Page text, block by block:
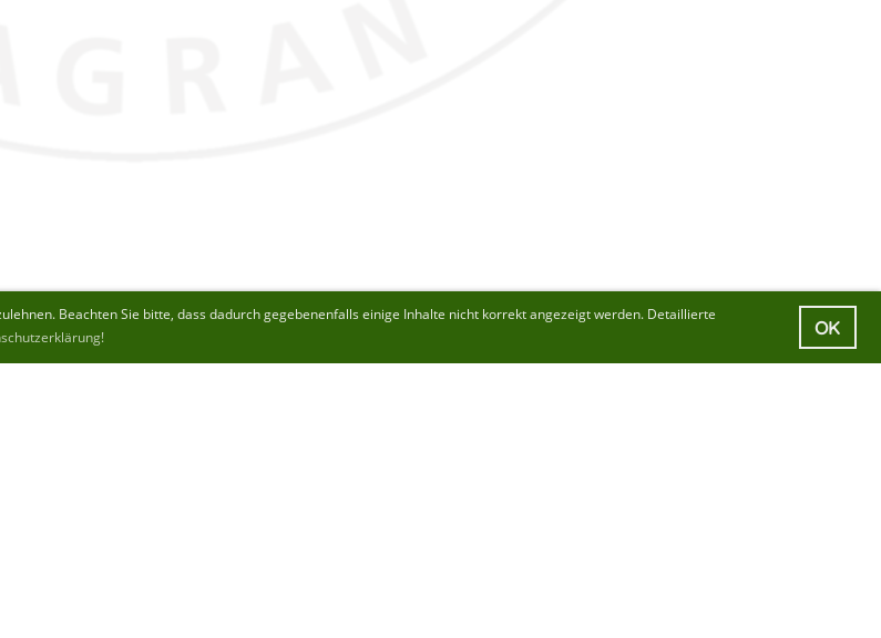
Beachten Sie bitte, dass dadurch gegebenenfalls einige Inhalte nicht korrekt angezeigt werden. Detaillierte
OK